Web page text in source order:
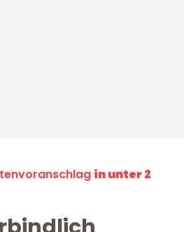
in unter 2